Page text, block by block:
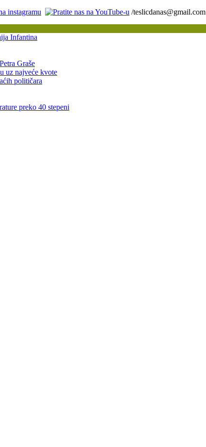
/teslicdanas@gmail.com
Infantina
Graše
uz najveće kvote
političara
preko 40 stepeni